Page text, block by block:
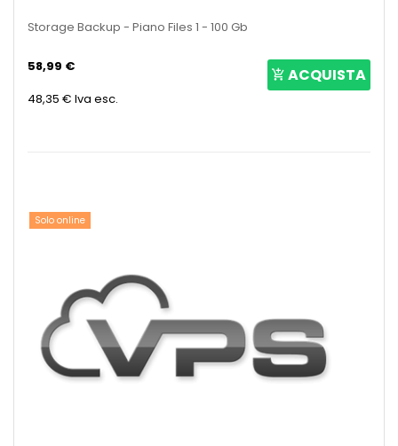
Storage Backup - Piano Files 1 - 100 Gb
58,99 €
48,35 € Iva esc.
ACQUISTA
Solo online